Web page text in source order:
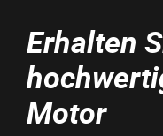
Erhalten
Motor